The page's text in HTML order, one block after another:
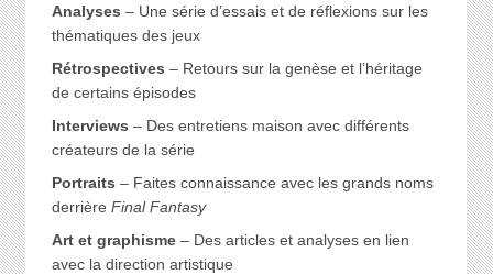
Analyses – Une série d’essais et de réflexions sur les
thématiques des jeux
Rétrospectives – Retours sur la genèse et l’héritage
de certains épisodes
Interviews – Des entretiens maison avec différents
créateurs de la série
Portraits – Faites connaissance avec les grands noms
derrière Final Fantasy
Art et graphisme– Des articles et analyses en lien
avec la direction artistique